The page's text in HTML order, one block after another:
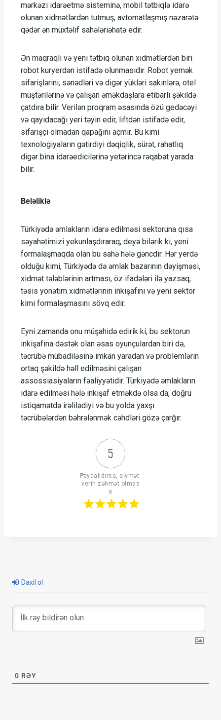
mərkəzi idarəetmə sisteminə, mobil tətbiqlə idarə
olunan xidmətlərdən tutmuş, avtomatlaşmış nəzarətə
qədər ən müxtəlif sahələriəhatə edir.
Ən maqraqlı və yeni tətbiq olunan xidmətlərdən biri
robot kuryerdən istifadə olunmasıdır. Robot yemək
sifarişlərini, sənədləri və digər yükləri sakinlərə, otel
müştərilərinə və çalışan əməkdaşlara etibarlı şəkildə
çatdıra bilir. Verilən proqram əsasında özü gedəcəyi
və qayıdacağı yeri təyin edir, liftdən istifadə edir,
sifarişçi olmadan qapağını açmır. Bu kimi
texnologiyaların gətirdiyi dəqiqlik, sürət, rahatlıq
digər bina idarəedicilərinə yetərincə rəqabət yarada
bilir.
Beləliklə
Türkiyədə əmlakların idarə edilməsi sektoruna qısa
səyahətimizi yekunlaşdıraraq, deyə bilərik ki, yeni
formalaşmaqda olan bu sahə hələ gəncdir. Hər yerdə
olduğu kimi, Türkiyədə də əmlak bazarının dəyişməsi,
xidmət tələblərinin artması, öz ifadələri ilə yazsaq,
təsis yönətim xidmətlərinin inkişafını və yeni sektor
kimi formalaşmasını sövq edir.
Eyni zamanda onu müşahidə edirik ki, bu sektorun
inkişafına dəstək olan əsas oyunçulardan biri də,
təcrübə mübadiləsinə imkan yaradan və problemlərin
ortaq şəkildə həll edilməsini çalışan
assossiasiyaların fəaliyyətidir. Türkiyədə əmlakların
idarə edilməsi hələ inkişaf etməkdə olsa da, doğru
istiqamətdə irəlilədiyi və bu yolda yaxşı
təcrübələrdən bəhrələnmək cəhdləri gözə çarğır.
5
Faydalıdırsa, qiymət
verin zəhmət olmas
a
Daxil ol
0 RƏY